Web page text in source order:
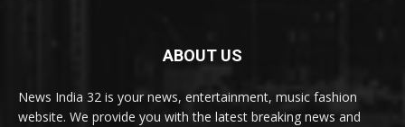
ABOUT US
News India 32 is your news, entertainment, music fashion
website. We provide you with the latest breaking news and